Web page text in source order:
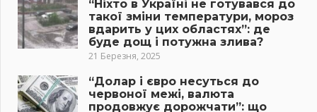
“Ніхто в Україні не готувався до
такої зміни температури, мороз
вдарить у цих областях”: де
буде дощ і потужна злива?
21 Березня, 2025
“Долар і євро несуться до
червоної межі, валюта
продовжує дорожчати”: що